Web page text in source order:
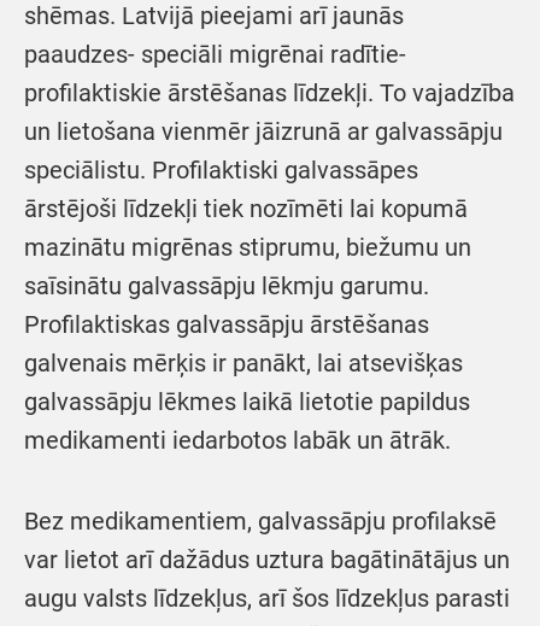
shēmas. Latvijā pieejami arī jaunās
paaudzes- speciāli migrēnai radītie-
profilaktiskie ārstēšanas līdzekļi. To vajadzība
un lietošana vienmēr jāizrunā ar galvassāpju
speciālistu. Profilaktiski galvassāpes
ārstējoši līdzekļi tiek nozīmēti lai kopumā
mazinātu migrēnas stiprumu, biežumu un
saīsinātu galvassāpju lēkmju garumu.
Profilaktiskas galvassāpju ārstēšanas
galvenais mērķis ir panākt, lai atsevišķas
galvassāpju lēkmes laikā lietotie papildus
medikamenti iedarbotos labāk un ātrāk.
Bez medikamentiem, galvassāpju profilaksē
var lietot arī dažādus uztura bagātinātājus un
augu valsts līdzekļus, arī šos līdzekļus parasti